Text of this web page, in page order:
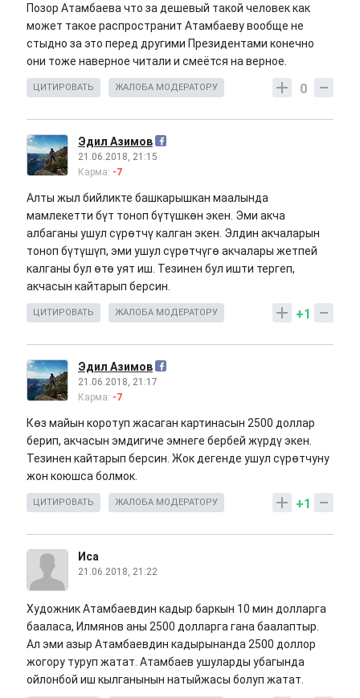
Позор Атамбаева что за дешевый такой человек как
может такое распространит Атамбаеву вообще не
стыдно за это перед другими Президентами конечно
они тоже наверное читали и смеётся на верное.
0
ЦИТИРОВАТЬ ЖАЛОБА МОДЕРАТОРУ
Эдил Азимов
21.06.2018, 21:15
Карма: -7
Алты жыл бийликте башкарышкан маалында
мамлекетти бүт тоноп бүтүшкөн экен. Эми акча
албаганы ушул сүрөтчү калган экен. Элдин акчаларын
тоноп бүтүшүп, эми ушул сүрөтчүгө акчалары жетпей
калганы бул өтө уят иш. Тезинен бул ишти тергеп,
акчасын кайтарып берсин.
+1
ЦИТИРОВАТЬ ЖАЛОБА МОДЕРАТОРУ
Эдил Азимов
21.06.2018, 21:17
Карма: -7
Көз майын коротуп жасаган картинасын 2500 доллар
берип, акчасын эмдигиче эмнеге бербей жүрдү экен.
Тезинен кайтарып берсин. Жок дегенде ушул сүрөтчуну
жон коюшса болмок.
+1
ЦИТИРОВАТЬ ЖАЛОБА МОДЕРАТОРУ
Иса
21.06.2018, 21:22
Художник Атамбаевдин кадыр баркын 10 мин долларга
бааласа, Илмянов аны 2500 долларга гана баалаптыр.
Ал эми азыр Атамбаевдин кадырынанда 2500 доллор
жогору туруп жатат. Атамбаев ушуларды убагында
ойлонбой иш кылганынын натыйжасы болуп жатат.